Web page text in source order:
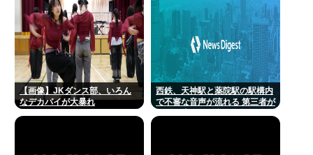
【画像】JKダンス部、いろん
なデカパイが大暴れ
西鉄、天神駅と薬院駅の駅構内
で不審な音声が流れる 第三者が